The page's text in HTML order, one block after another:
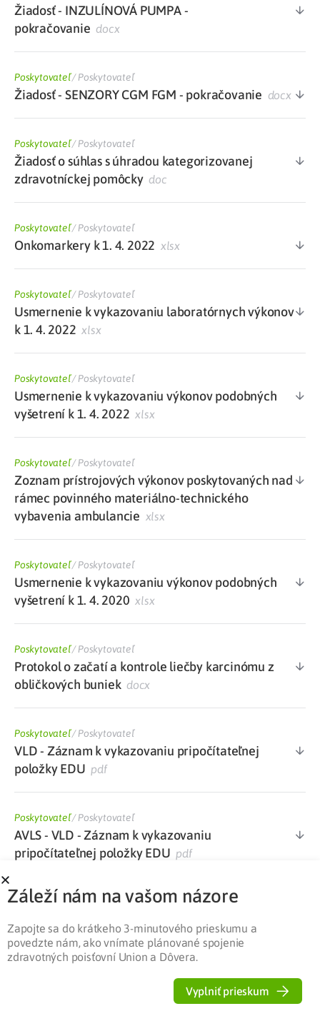
Žiadosť - INZULÍNOVÁ PUMPA -
pokračovanie docx
Poskytovateľ/Poskytovateľ
Žiadosť - SENZORY CGM FGM - pokračovanie docx
Poskytovateľ/Poskytovateľ
Žiadosť o súhlas s úhradou kategorizovanej
zdravotníckej pomôckydoc
Poskytovateľ/Poskytovateľ
Onkomarkery k 1. 4. 2022 xlsx
Poskytovateľ/Poskytovateľ
Usmernenie k vykazovaniu laboratórnych výkonov
k 1. 4. 2022 xlsx
Poskytovateľ/Poskytovateľ
Usmernenie k vykazovaniu výkonov podobných
vyšetrení k 1. 4. 2022 xlsx
Poskytovateľ/Poskytovateľ
Zoznam prístrojových výkonov poskytovaných nad
rámec povinného materiálno-technického
vybavenia ambulancie xlsx
Poskytovateľ/Poskytovateľ
Usmernenie k vykazovaniu výkonov podobných
vyšetrení k 1. 4. 2020 xlsx
Poskytovateľ/Poskytovateľ
Protokol o začatí a kontrole liečby karcinómu z
obličkových buniekdocx
Poskytovateľ/Poskytovateľ
VLD - Záznam k vykazovaniu pripočítateľnej
položky EDU pdf
Poskytovateľ/Poskytovateľ
AVLS - VLD - Záznam k vykazovaniu
pripočítateľnej položky EDU pdf
Poskytovateľ/Poskytovateľ
pacienta v diabetologickej ambulanciidocx
Zoznam kategorizovaného ŠZM s maximálne
Záleží nám na vašom názore
Zapojte sa do krátkeho 3-minutového prieskumu a
povedzte nám, ako vnímate plánované spojenie
zdravotných poisťovní Union a Dôvera.
Vyplniť prieskum